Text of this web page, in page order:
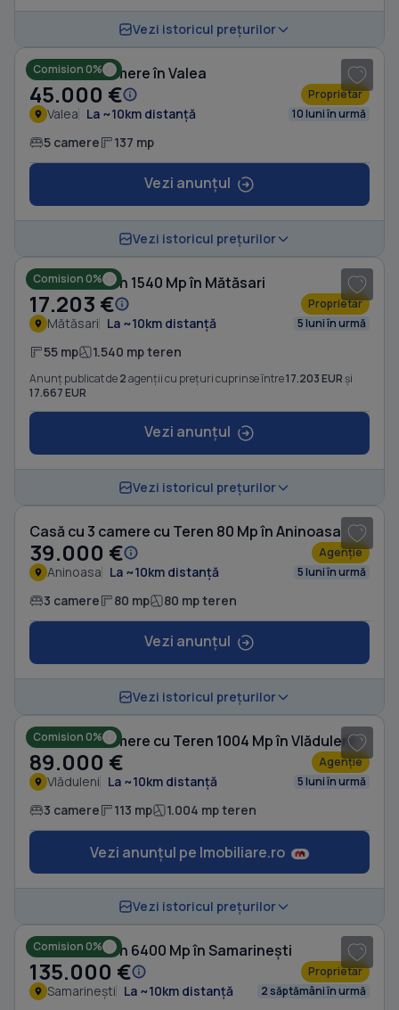
Vezi istoricul prețurilor
Comision 0%
Casă cu 5 camere în Valea
45.000 € Proprietar
Valea La ~10km distanță 10 luni în urmă
5 camere 137 mp
Vezi anunțul
Vezi istoricul prețurilor
Comision 0%
Casă cu Teren 1540 Mp în Mătăsari
17.203 € Proprietar
Mătăsari La ~10km distanță 5 luni în urmă
55 mp 1.540 mp teren
Anunț publicat de2agenții cu prețuri cuprinse între17.203 EURși
17.667 EUR
Vezi anunțul
Vezi istoricul prețurilor
Casă cu 3 camere cu Teren 80 Mp în Aninoasa
39.000 € Agenție
Aninoasa La ~10km distanță 5 luni în urmă
3 camere 80 mp 80 mp teren
Vezi anunțul
Vezi istoricul prețurilor
Comision 0%
Casă cu 3 camere cu Teren 1004 Mp în Vlăduleni
89.000 € Agenție
Vlăduleni La ~10km distanță 5 luni în urmă
3 camere 113 mp 1.004 mp teren
Vezi anunțul pe Imobiliare.ro
Vezi istoricul prețurilor
Comision 0%
Casă cu Teren 6400 Mp în Samarinești
135.000 € Proprietar
Samarinești La ~10km distanță 2 săptămâni în urmă